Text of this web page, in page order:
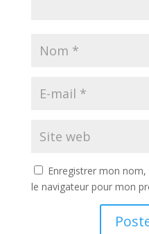
Enregistrer mon
le navigateur pour mon